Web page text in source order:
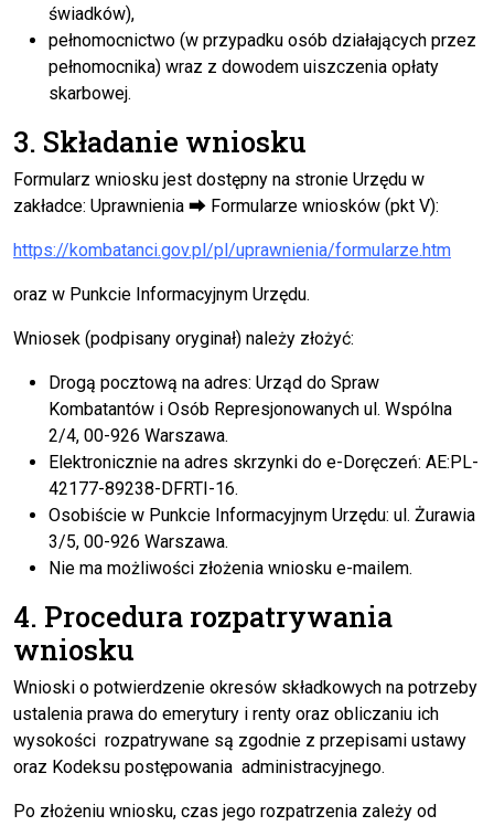
świadków),
pełnomocnictwo (w przypadku osób działających przez
pełnomocnika) wraz z dowodem uiszczenia opłaty
skarbowej.
3. Składanie wniosku
Formularz wniosku jest dostępny na stronie Urzędu w
zakładce: Uprawnienia ⮕ Formularze wniosków (pkt V):
https://kombatanci.gov.pl/pl/uprawnienia/formularze.htm
oraz w Punkcie Informacyjnym Urzędu.
Wniosek (podpisany oryginał) należy złożyć:
Drogą pocztową na adres: Urząd do Spraw
Kombatantów i Osób Represjonowanych ul. Wspólna
2/4, 00-926 Warszawa.
Elektronicznie na adres skrzynki do e-Doręczeń: AE:PL-
42177-89238-DFRTI-16.
Osobiście w Punkcie Informacyjnym Urzędu: ul. Żurawia
3/5, 00-926 Warszawa.
Nie ma możliwości złożenia wniosku e-mailem.
4. Procedura rozpatrywania
wniosku
Wnioski o potwierdzenie okresów składkowych na potrzeby
ustalenia prawa do emerytury i renty oraz obliczaniu ich
wysokości rozpatrywane są zgodnie z przepisami ustawy
oraz Kodeksu postępowania administracyjnego.
Po złożeniu wniosku, czas jego rozpatrzenia zależy od